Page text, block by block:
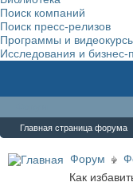
Поиск компаний
Поиск пресс-релизов
Программы и
Исследования и бизнес-
Главная страница форума
Форум
Как